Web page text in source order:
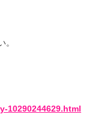
10290244629.html